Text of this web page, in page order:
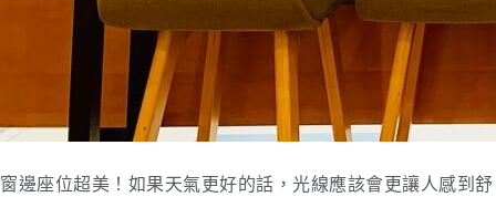
窗邊座位超美！如果天氣更好的話，光線應該會更讓人感到舒